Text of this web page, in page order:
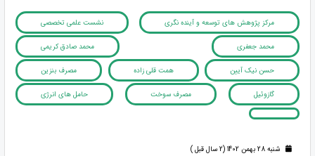
مرکز پژوهش های توسعه و آینده نگری نشست علمی تخصصی
محمد جعفری محمد صادق کریمی
حسن نیک آیین همت قلی زاده مصرف بنزین
گازوئیل مصرف سوخت حامل های انرژی
شنبه 28 بهمن 1402 (2 سال قبل )